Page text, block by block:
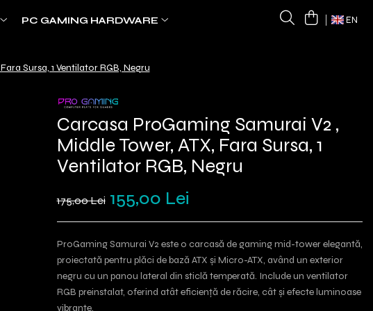
EN
PC GAMING HARDWARE
Sursa, 1 Ventilator RGB, Negru
Carcasa ProGaming Samurai V2 ,
Middle Tower, ATX, Fara Sursa, 1
Ventilator RGB, Negru
175,00 Lei 155,00 Lei
ProGaming Samurai V2 este o carcasă de gaming mid-tower elegantă,
proiectată pentru plăci de bază ATX și Micro-ATX, având un exterior
negru cu un panou lateral din sticlă temperată. Include un ventilator
RGB preinstalat, oferind atât eficiență de răcire, cât și efecte luminoase
vibrante.